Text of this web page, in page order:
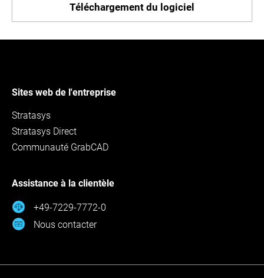
Téléchargement du logiciel
Sites web de l'entreprise
Stratasys
Stratasys Direct
Communauté GrabCAD
Assistance à la clientèle
+49-7229-7772-0
Nous contacter